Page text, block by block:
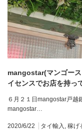
mangostar(マンゴー
イセンスでお店を持っ
６月２１日mangostar戸
mangostar…
2020/6/22 タイ輸入 稼げ